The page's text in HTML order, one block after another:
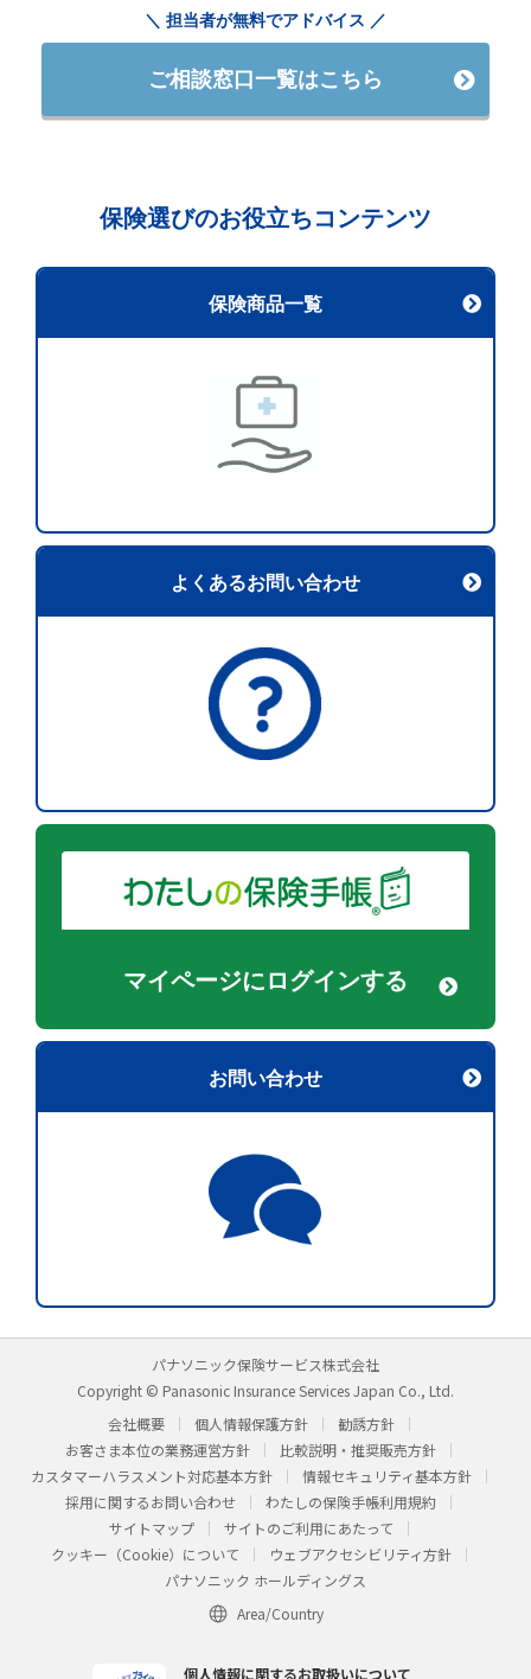
担当者が無料でアドバイス
ご相談窓口一覧はこちら
保険選びのお役立ちコンテンツ
保険商品一覧
よくあるお問い合わせ
マイページにログインする
お問い合わせ
パナソニック保険サービス株式会社
Copyright © Panasonic Insurance Services Japan Co., Ltd.
会社概要
個人情報保護方針
勧誘方針
お客さま本位の業務運営方針
比較説明・推奨販売方針
カスタマーハラスメント対応基本方針
情報セキュリティ基本方針
採用に関するお問い合わせ
わたしの保険手帳利用規約
サイトマップ
サイトのご利用にあたって
クッキー（Cookie）について
ウェブアクセシビリティ方針
パナソニック ホールディングス
Area/Country
個人情報に関するお取扱いについて